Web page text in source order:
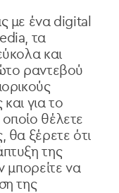
με ένα digital
τα
και
ραντεβού
για το
θέλετε
θα ξέρετε ότι
της
μπορείτε να
της